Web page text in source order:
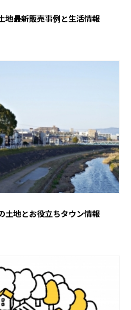
地最新販売事例と生活情報
土地とお役立ちタウン情報